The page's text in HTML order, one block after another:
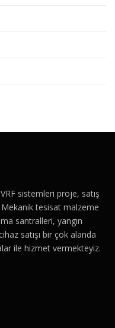
sistemleri proje, satış
tesisat malzeme
santralleri, yangın
satışı bir çok alanda
ile hizmet vermekteyiz.